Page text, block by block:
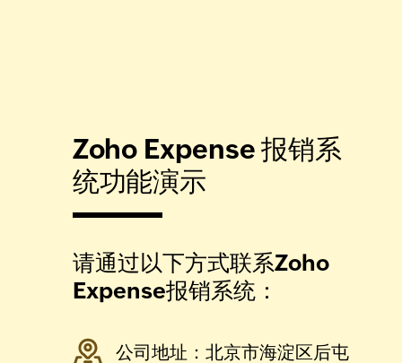
Zoho Expense 报销系
统功能演示
请通过以下方式联系Zoho
Expense报销系统：
公司地址：北京市海淀区后屯